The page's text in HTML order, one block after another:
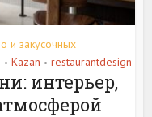
и закусочных
• Kazan • restaurantdesign
интерьер,